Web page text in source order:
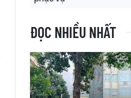
ĐỌC NHIỀU NHẤT